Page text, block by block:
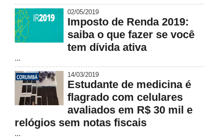
02/05/2019
Imposto de Renda 2019:
saiba o que fazer se você
tem dívida ativa
...
14/03/2019
Estudante de medicina é
flagrado com celulares
avaliados em R$ 30 mil e
relógios sem notas fiscais
...